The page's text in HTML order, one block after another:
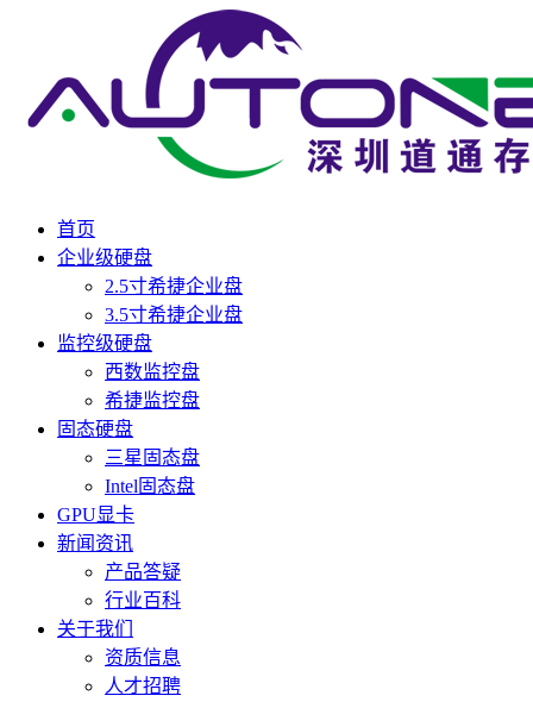
首页
企业级硬盘
2.5寸希捷企业盘
3.5寸希捷企业盘
监控级硬盘
西数监控盘
希捷监控盘
固态硬盘
三星固态盘
Intel固态盘
GPU显卡
新闻资讯
产品答疑
行业百科
关于我们
资质信息
人才招聘